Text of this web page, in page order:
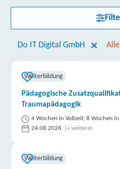
Do IT Digital GmbH
Weiterbildung
Pädagogische
Traumapädagogik
4 Wochen in Vollzeit; 8 Wochen in
24.08.2026
(+ weitere)
Weiterbildung